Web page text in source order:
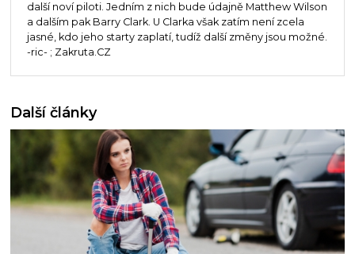
další noví piloti. Jedním z nich bude údajně Matthew Wilson
a dalším pak Barry Clark. U Clarka však zatím není zcela
jasné, kdo jeho starty zaplatí, tudíž další změny jsou možné.
-ric- ; Zakruta.CZ
Další články